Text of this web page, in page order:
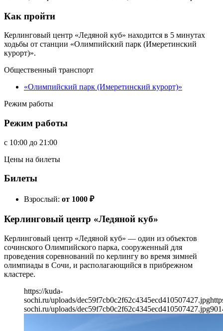
Как пройти
Керлинговый центр «Ледяной куб» находится в 5 минутах
ходьбы от станции «Олимпийский парк (Имеретинский
курорт)».
Общественный транспорт
«Олимпийский парк (Имеретинский курорт)»
Режим работы
Режим работы
c 10:00 до 21:00
Цены на билеты
Билеты
Взрослый: от 1000 ₽
Керлинговый центр «Ледяной куб»
Керлинговый центр «Ледяной куб» — один из объектов
сочинского Олимпийского парка, сооруженный для
проведения соревнований по керлингу во время зимней
олимпиады в Сочи, и располагающийся в прибрежном
кластере.
https://kuda-
sochi.ru/uploads/dec59f7cb0c2f62c4345ecd410507427.jpg
sochi.ru/uploads/dec59f7cb0c2f62c4345ecd410507427.jpg901